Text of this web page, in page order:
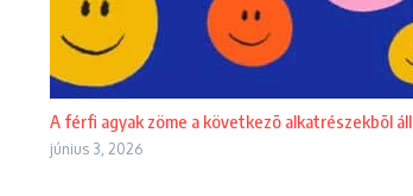
A férfi agyak zöme a következõ alkatrészekbõl áll
június 3, 2026